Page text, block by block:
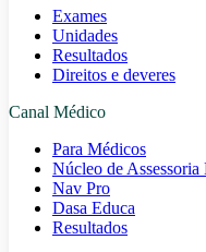
Exames
Unidades
Resultados
Direitos e deveres
Canal Médico
Para Médicos
Núcleo de Assessoria
Nav Pro
Dasa Educa
Resultados